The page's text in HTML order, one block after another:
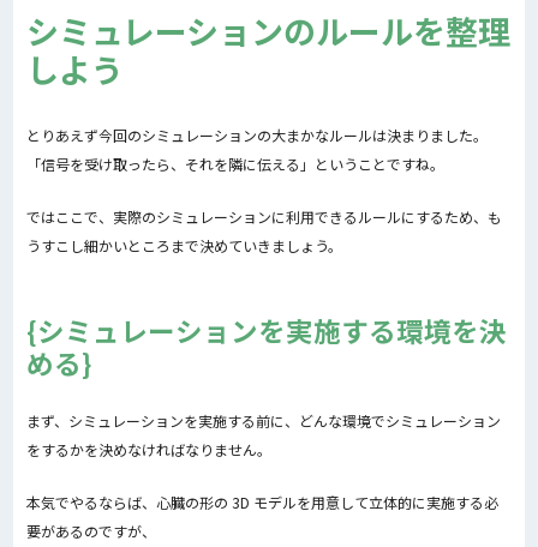
シミュレーションのルールを整理
しよう
とりあえず今回のシミュレーションの大まかなルールは決まりました。
「信号を受け取ったら、それを隣に伝える」ということですね。
ではここで、実際のシミュレーションに利用できるルールにするため、も
うすこし細かいところまで決めていきましょう。
シミュレーションを実施する環境を決
める
まず、シミュレーションを実施する前に、どんな環境でシミュレーション
をするかを決めなければなりません。
本気でやるならば、心臓の形の 3D モデルを用意して立体的に実施する必
要があるのですが、